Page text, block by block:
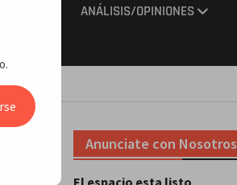
ANÁLISIS/OPINIONES
Anunciate con Nosotros
El espacio esta listo